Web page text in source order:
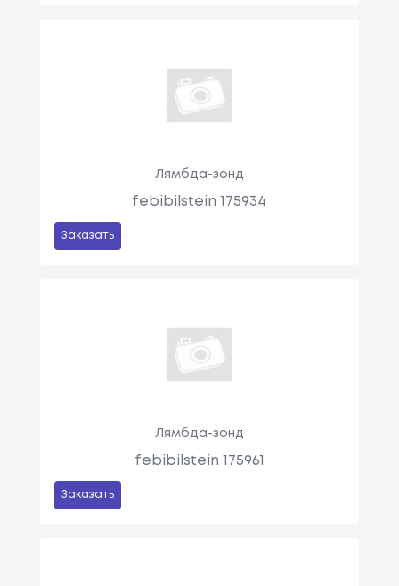
Лямбда-зонд
febibilstein 175934
Заказать
Лямбда-зонд
febibilstein 175961
Заказать